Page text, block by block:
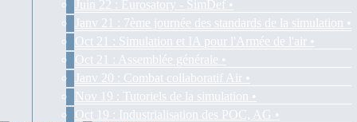
Juin 22 : Eurosatory - SimDef •
Janv 21 : 7ème journée des standards de la simulation •
Oct 21 : Simulation et IA pour l'Armée de l'air •
Oct 21 : Assemblée générale •
Janv 20 : Combat collaboratif Air •
Nov 19 : Tutoriels de la simulation •
Oct 19 : Industrialisation des POC, AG •